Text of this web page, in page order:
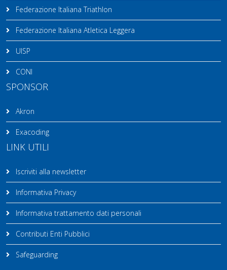
Federazione Italiana Triathlon
Federazione Italiana Atletica Leggera
UISP
CONI
SPONSOR
Akron
Exacoding
LINK UTILI
Iscriviti alla newsletter
Informativa Privacy
Informativa trattamento dati personali
Contributi Enti Pubblici
Safeguarding